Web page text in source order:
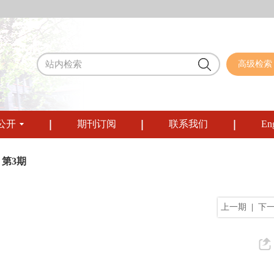
高级检索
开 期刊订阅 联系我们
3期
上一期 下